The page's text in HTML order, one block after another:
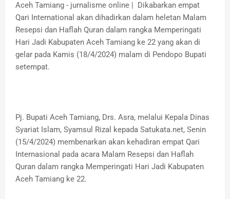
Aceh Tamiang - jurnalisme online | Dikabarkan empat
Qari International akan dihadirkan dalam heletan Malam
Resepsi dan Haflah Quran dalam rangka Memperingati
Hari Jadi Kabupaten Aceh Tamiang ke 22 yang akan di
gelar pada Kamis (18/4/2024) malam di Pendopo Bupati
setempat.
Pj. Bupati Aceh Tamiang, Drs. Asra, melalui Kepala Dinas
Syariat Islam, Syamsul Rizal kepada Satukata.net, Senin
(15/4/2024) membenarkan akan kehadiran empat Qari
Internasional pada acara Malam Resepsi dan Haflah
Quran dalam rangka Memperingati Hari Jadi Kabupaten
Aceh Tamiang ke 22.